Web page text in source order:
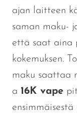
ajan
laitteen
saman maku-
että saat aina
kokemuksen.
maku saattaa
a 16K vape